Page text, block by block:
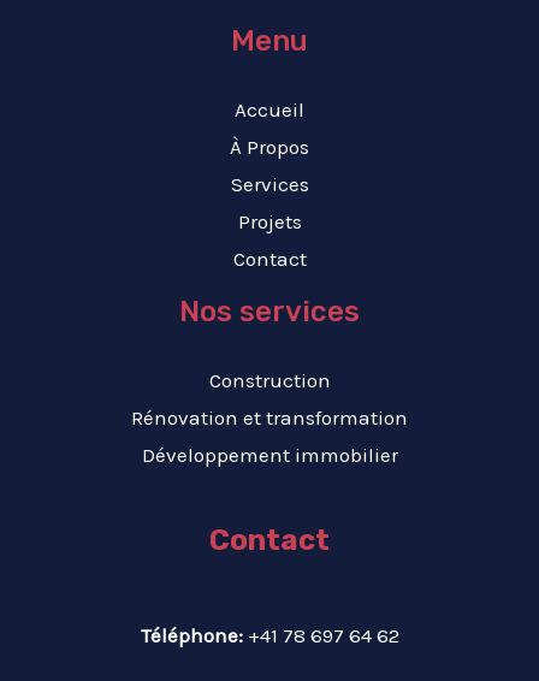
Menu
Accueil
À Propos
Services
Projets
Contact
Nos services
Construction
Rénovation et transformation
Développement immobilier
Contact
Téléphone: +41 78 697 64 62